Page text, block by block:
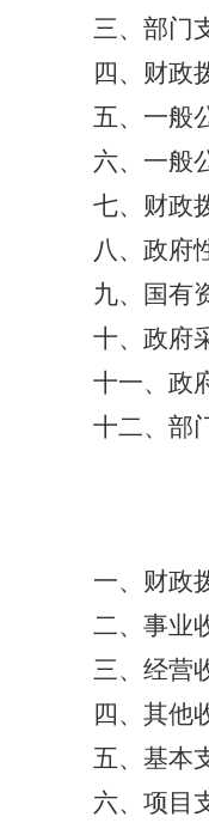
三、 部门
四、财政
五、一般
六、一般
七、财政
八、政府
九、国有
十、政府
十一、政
十二、 部
一、财政
二、事业
三、经营
四、其他
五、基本
六、项目